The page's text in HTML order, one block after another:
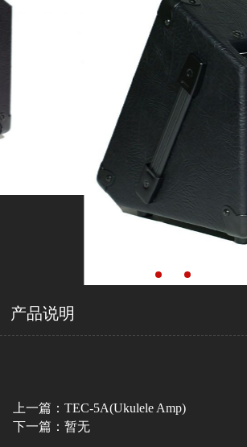
产品说明
上一篇：TEC-5A(Ukulele Amp)
下一篇：暂无